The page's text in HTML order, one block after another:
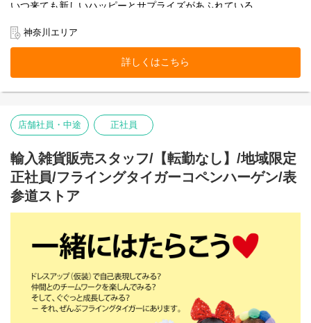
いつ来ても新しいハッピーとサプライズがあふれている。
働くスタッフ自身がブランドのファンで、商品を愛しているか
ら。
そして売り場づくりを伸び伸び楽しめるカルチャーがあるから。
お客様だけでなく、スタッフも自然に笑顔になれるのが
Flying Tiger Copenhagenという場所です。
みなとみらい東急スクエアストアで、私たちのチームの一員にな
りませんか。
■お店の雰囲気はブログでご覧いただけます！
https://blog.jp.flyingtiger.com/brand/flying-tiger-
copenhagen/shop/queenssquareyokohama
神奈川エリア
詳しくはこちら
店舗社員・中途 正社員
輸入雑貨販売スタッフ/【転勤なし】/地域限定
正社員/フライングタイガーコペンハーゲン/表
参道ストア